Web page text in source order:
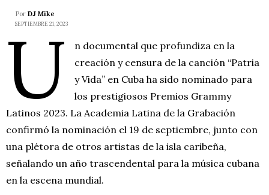
Por DJ Mike
SEPTIEMBRE 21, 2023
U
n documental que profundiza en la
creación y censura de la canción “Patria
y Vida” en Cuba ha sido nominado para
los prestigiosos Premios Grammy
Latinos 2023. La Academia Latina de la Grabación
confirmó la nominación el 19 de septiembre, junto con
una plétora de otros artistas de la isla caribeña,
señalando un año trascendental para la música cubana
en la escena mundial.